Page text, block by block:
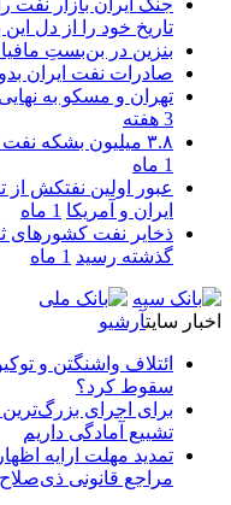
تاریخ خود را از دل
بنزین در بن‌بستِ
صادرات نفت ایران
تهران و مسکو به
3 هفته
۳.۸ میلیون بشکه نفت خام ایران از محاصره آمریکا عبور کرد
1 ماه
عبور اولین نفتکش
ایران و آمریکا 1 ماه
گذشته رسید 1 ماه
اخبار سایتآرشیو
ائتلاف واشنگتن و
سقوط کرد؟
برای اجرای
تشییع آمادگی داریم
تمدید مهلت ارایه
مراجع قانونی ذی‌‏صلاح